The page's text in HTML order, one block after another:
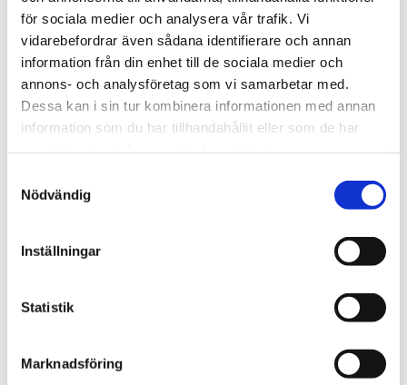
för sociala medier och analysera vår trafik. Vi
vidarebefordrar även sådana identifierare och annan
information från din enhet till de sociala medier och
annons- och analysföretag som vi samarbetar med.
Dessa kan i sin tur kombinera informationen med annan
information som du har tillhandahållit eller som de har
Nödvändig
Inställningar
Statistik
Marknadsföring
Afrika
Nigeriansk kvinna ville
slå världs­rekord – läste
Bibeln i 144 timmar
Norge